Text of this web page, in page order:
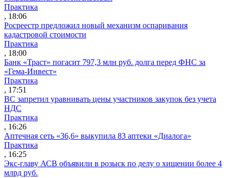
Практика
, 18:06
Росреестр предложил новый механизм оспаривания
кадастровой стоимости
Практика
, 18:00
Банк «Траст» погасит 797,3 млн руб. долга перед ФНС за
«Гема-Инвест»
Практика
, 17:51
ВС запретил уравнивать цены участников закупок без учета
НДС
Практика
, 16:26
Аптечная сеть «36,6» выкупила 83 аптеки «Диалога»
Практика
, 16:25
Экс-главу АСВ объявили в розыск по делу о хищении более 4
млрд руб.